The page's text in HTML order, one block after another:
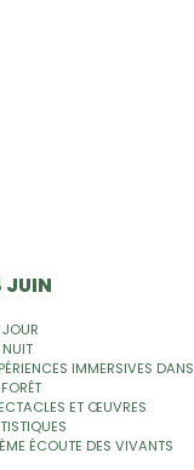
JUIN
JOUR
NUIT
IMMERSIVES DANS
ET ŒUVRES
ÉCOUTE DES VIVANTS